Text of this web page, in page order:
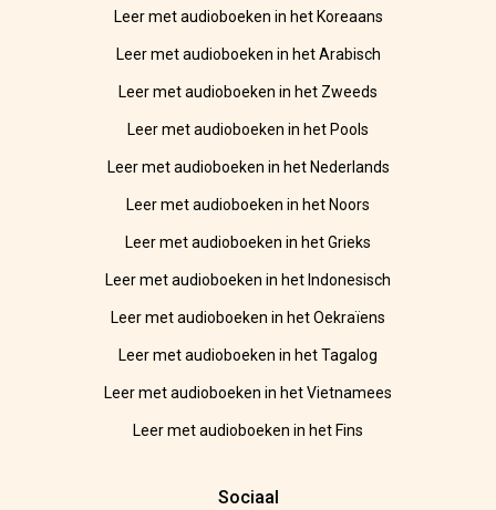
Leer met audioboeken in het Koreaans
Leer met audioboeken in het Arabisch
Leer met audioboeken in het Zweeds
Leer met audioboeken in het Pools
Leer met audioboeken in het Nederlands
Leer met audioboeken in het Noors
Leer met audioboeken in het Grieks
Leer met audioboeken in het Indonesisch
Leer met audioboeken in het Oekraïens
Leer met audioboeken in het Tagalog
Leer met audioboeken in het Vietnamees
Leer met audioboeken in het Fins
Sociaal